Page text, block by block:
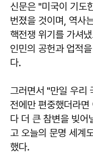
신문은 "미국이 기도
번졌을 것이며, 역사
핵전쟁 위기를 가셔
인민의 공헌과 업적
다.
그러면서 "만일 우리
전에만 편중했더라
다 더 큰 참변을 빚어
고 오늘의 문명 세계
했다.